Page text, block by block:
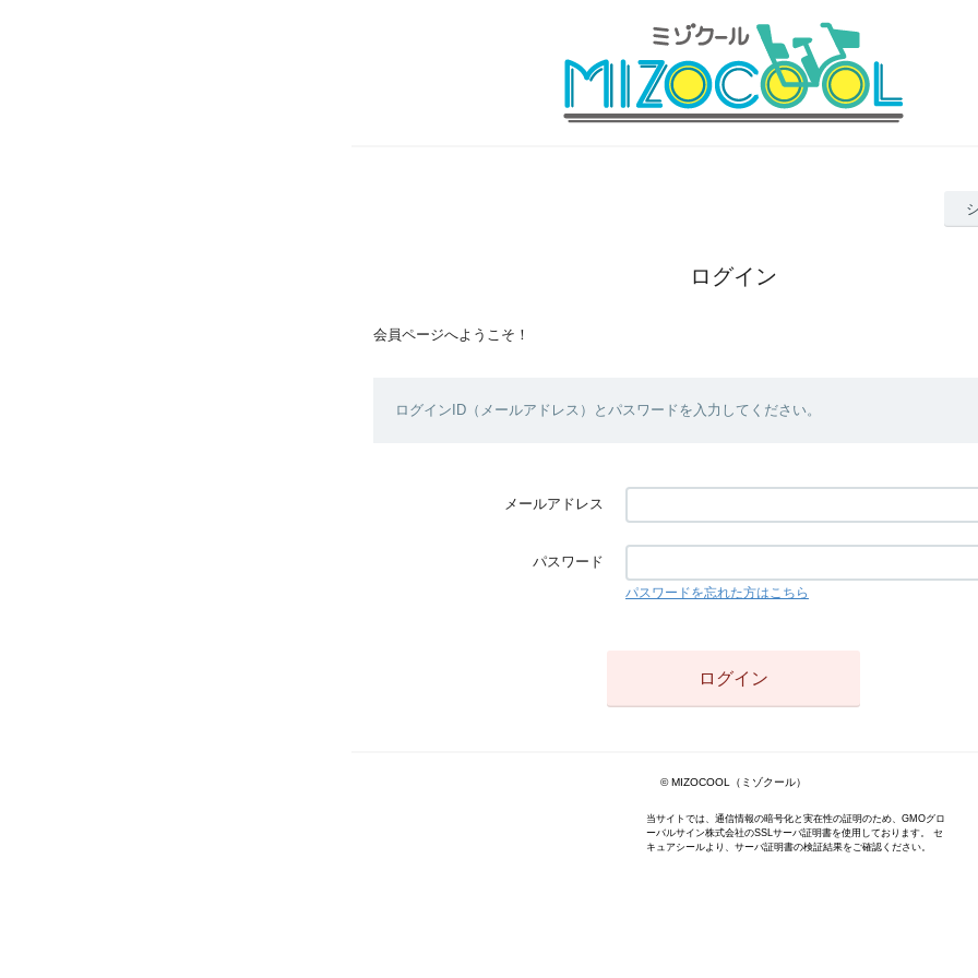
ログイン
会員ページへようこそ！
ログインID（メールアドレス）とパスワードを入力してください。
メールアドレス
パスワード
パスワードを忘れた方はこちら
© MIZOCOOL（ミゾクール）
当サイトでは、通信情報の暗号化と実在性の証明のため、GMOグロ
ーバルサイン株式会社のSSLサーバ証明書を使用しております。 セ
キュアシールより、サーバ証明書の検証結果をご確認ください。